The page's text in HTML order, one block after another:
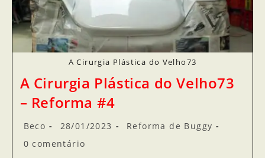
A Cirurgia Plástica do Velho73
A Cirurgia Plástica do Velho73
– Reforma #4
Beco 28/01/2023
Reforma de Buggy
0 comentário